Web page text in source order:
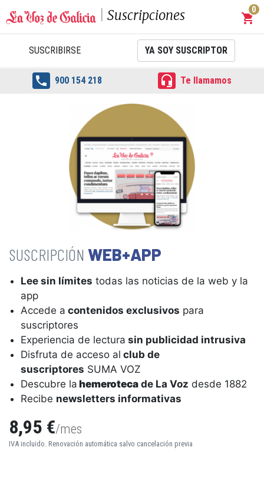
Suscripciones shopping_cart
0
SUSCRIBIRSE YA SOY SUSCRIPTOR
 900 154 218  Te llamamos
WEB+APP
Lee sin límites todas las noticias de la web y la
app
Accede a contenidos exclusivos para
suscriptores
Experiencia de lectura sin publicidad intrusiva
Disfruta de acceso al club de
suscriptores SUMA VOZ
Descubre la hemeroteca de La Voz desde 1882
Recibe newsletters informativas
8,95 €/mes
IVA incluido. Renovación automática salvo cancelación previa